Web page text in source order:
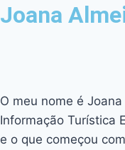
Joana
O meu nome é
Informação Turística
e o que começou